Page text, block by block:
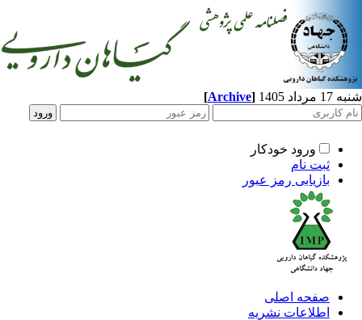
1405
[Archive]
ورود خودکار
ثبت نام
بازیابی رمز عبور
صفحه اصلی
اطلاعات نشریه